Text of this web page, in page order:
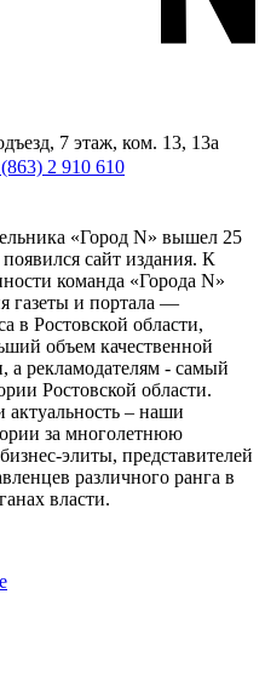
7 этаж, ком. 13, 13а
2 910 610
«Город N» вышел 25
сайт издания. К
команда «Города N»
газеты и портала —
в Ростовской области,
объем качественной
а рекламодателям - самый
Ростовской области.
актуальность – наши
за многолетнюю
элиты, представителей
различного ранга в
власти.